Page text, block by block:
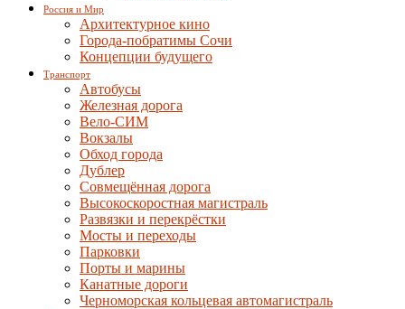
Россия и Мир
Архитектурное кино
Города-побратимы Сочи
Концепции будущего
Транспорт
Автобусы
Железная дорога
Вело-СИМ
Вокзалы
Обход города
Дублер
Совмещённая дорога
Высокоскоростная магистраль
Развязки и перекрёстки
Мосты и переходы
Парковки
Порты и марины
Канатные дороги
Черноморская кольцевая автомагистраль